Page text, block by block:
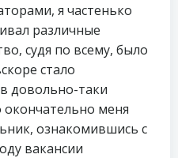
я частенько
различные
судя по всему, было
стало
довольно-таки
меня
ознакомившись с
вакансии